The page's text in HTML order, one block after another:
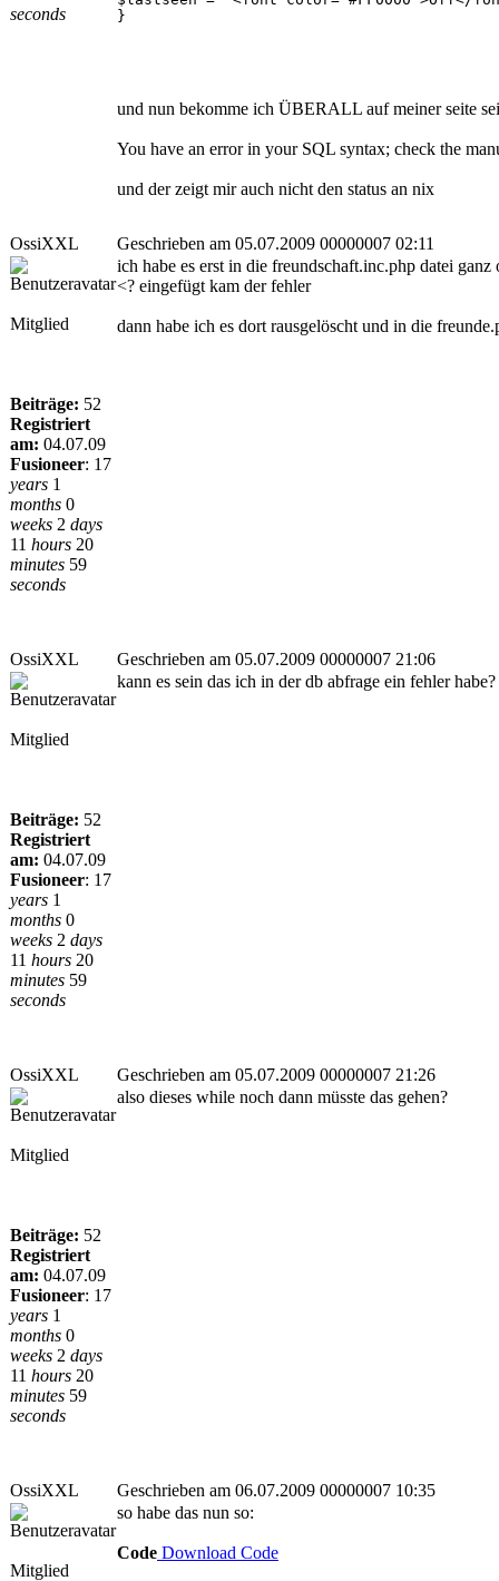
seconds
}
und nun bekomme ich ÜBERALL auf meiner seite
You have an error in your SQL syntax; check the
und der zeigt mir auch nicht den status an nix
OssiXXL Geschrieben am 05.07.2009 00000007 02:11
Mitglied
Beiträge: 52
Registriert
am: 04.07.09
Fusioneer: 17
years 1
months 0
weeks 2 days
11 hours 20
minutes 59
seconds
ich habe es erst in die freundschaft.inc.php datei ganz
<? eingefügt kam der fehler
dann habe ich es dort rausgelöscht und in die
OssiXXL Geschrieben am 05.07.2009 00000007 21:06
Mitglied
Beiträge: 52
Registriert
am: 04.07.09
Fusioneer: 17
years 1
months 0
weeks 2 days
11 hours 20
minutes 59
seconds
kann es sein das ich in der db abfrage ein fehler habe?
OssiXXL Geschrieben am 05.07.2009 00000007 21:26
Mitglied
Beiträge: 52
Registriert
am: 04.07.09
Fusioneer: 17
years 1
months 0
weeks 2 days
11 hours 20
minutes 59
seconds
also dieses while noch dann müsste das gehen?
OssiXXL Geschrieben am 06.07.2009 00000007 10:35
Mitglied
so habe das nun so:
Code Download Code